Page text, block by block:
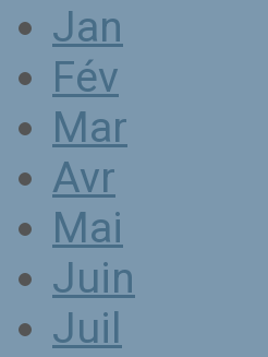
Jan
Fév
Mar
Avr
Mai
Juin
Juil